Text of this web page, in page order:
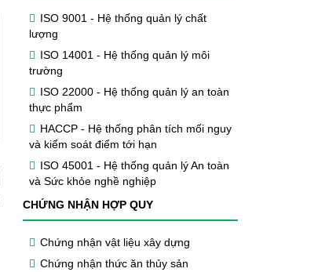
ISO 9001 - Hệ thống quản lý chất
lượng
ISO 14001 - Hệ thống quản lý môi
trường
ISO 22000 - Hệ thống quản lý an toàn
thực phẩm
HACCP - Hệ thống phân tích mối nguy
và kiểm soát điểm tới hạn
ISO 45001 - Hệ thống quản lý An toàn
và Sức khỏe nghề nghiệp
CHỨNG NHẬN HỢP QUY
Chứng nhận vật liệu xây dựng
Chứng nhận thức ăn thủy sản